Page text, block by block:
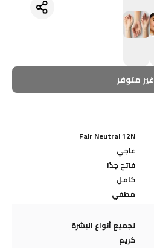
غير متوفر
Fair Neutral 12N
عاجي
فاتح جدًا
كامل
مطفي
لجميع أنواع البشرة
كريم